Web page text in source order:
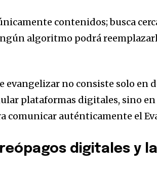
contenidos; busca
algoritmo podrá
evangelizar no consiste solo en
plataformas digitales, sino
comunicar auténticamente el
digitales y